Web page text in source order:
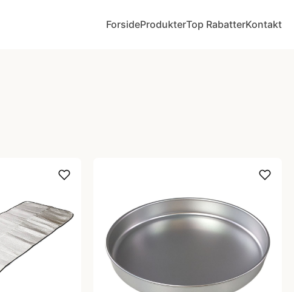
ForsideProdukterTop RabatterKontakt